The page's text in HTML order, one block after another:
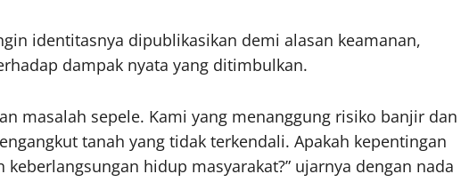
identitasnya dipublikasikan demi alasan keamanan,
dampak nyata yang ditimbulkan.
masalah sepele. Kami yang menanggung risiko banjir dan
tanah yang tidak terkendali. Apakah kepentingan
hidup masyarakat?” ujarnya dengan nada